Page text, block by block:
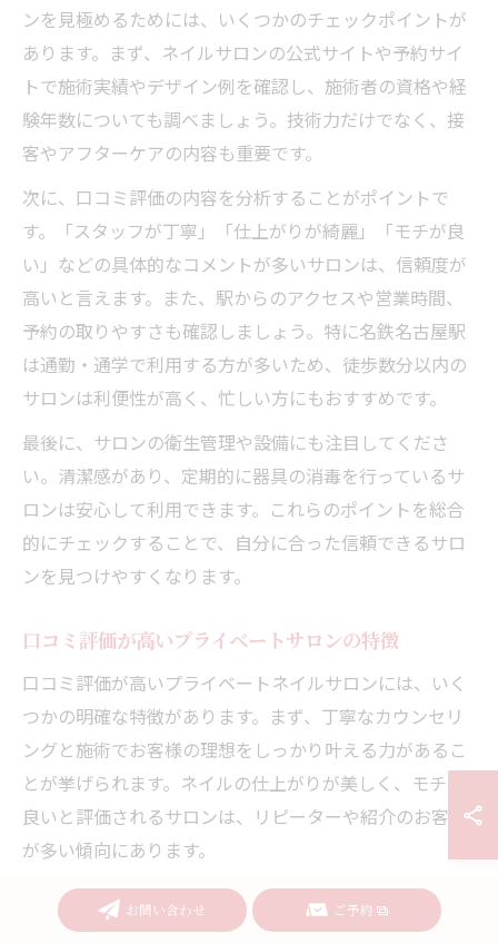
ンを見極めるためには、いくつかのチェックポイントが
あります。まず、ネイルサロンの公式サイトや予約サイ
トで施術実績やデザイン例を確認し、施術者の資格や経
験年数についても調べましょう。技術力だけでなく、接
客やアフターケアの内容も重要です。
次に、口コミ評価の内容を分析することがポイントで
す。「スタッフが丁寧」「仕上がりが綺麗」「モチが良
い」などの具体的なコメントが多いサロンは、信頼度が
高いと言えます。また、駅からのアクセスや営業時間、
予約の取りやすさも確認しましょう。特に名鉄名古屋駅
は通勤・通学で利用する方が多いため、徒歩数分以内の
サロンは利便性が高く、忙しい方にもおすすめです。
最後に、サロンの衛生管理や設備にも注目してくださ
い。清潔感があり、定期的に器具の消毒を行っているサ
ロンは安心して利用できます。これらのポイントを総合
的にチェックすることで、自分に合った信頼できるサロ
ンを見つけやすくなります。
口コミ評価が高いプライベートサロンの特徴
口コミ評価が高いプライベートネイルサロンには、いく
つかの明確な特徴があります。まず、丁寧なカウンセリ
ングと施術でお客様の理想をしっかり叶える力があるこ
とが挙げられます。ネイルの仕上がりが美しく、モチが
良いと評価されるサロンは、リピーターや紹介のお客様
が多い傾向にあります。
また、プライベート空間で周囲を気にせずリラックスで
きる点も大きな魅力です。施術者が一人で担当する個人
お問い合わせ ご予約